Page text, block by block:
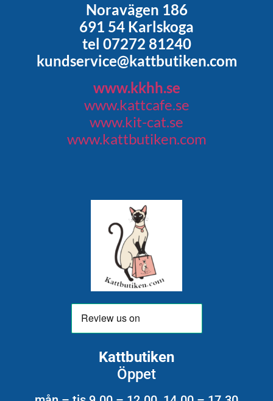
Noravägen 186
691 54 Karlskoga
tel 07272 81240
kundservice@kattbutiken.com
www.kkhh.se
www.kattcafe.se
www.kit-cat.se
www.kattbutiken.com
Kattbutiken
Öppet